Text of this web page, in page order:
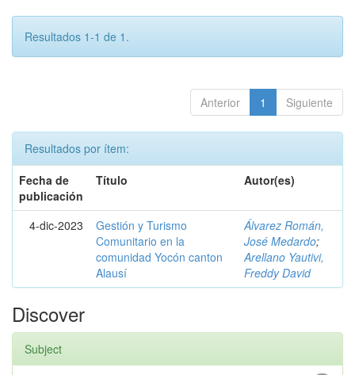
Resultados 1-1 de 1.
Anterior 1 Siguiente
Resultados por ítem:
Fecha de
publicación
Título Autor(es)
4-dic-2023
Gestión y Turismo
Comunitario en la
comunidad Yocón canton
Alausí
Álvarez Román,
José Medardo;
Arellano Yautivi,
Freddy David
Discover
Subject